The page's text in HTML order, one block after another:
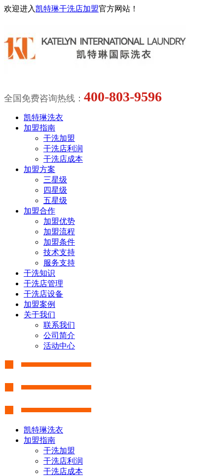
欢迎进入凯特琳干洗店加盟官方网站！
全国免费咨询热线： 400-803-9596
凯特琳洗衣
加盟指南
干洗加盟
干洗店利润
干洗店成本
加盟方案
三星级
四星级
五星级
加盟合作
加盟优势
加盟流程
加盟条件
技术支持
服务支持
干洗知识
干洗店管理
干洗店设备
加盟案例
关于我们
联系我们
公司简介
活动中心
凯特琳洗衣
加盟指南
干洗加盟
干洗店利润
干洗店成本